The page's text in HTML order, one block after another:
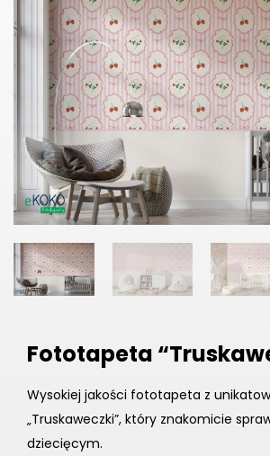
Fototapeta
Wysokiej jakości fototapeta z
„Truskaweczki”, który znakomicie
dziecięcym.